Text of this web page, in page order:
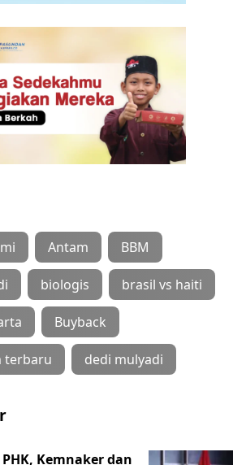
Antam BBM
biologis brasil vs haiti
Buyback
terbaru dedi mulyadi
Kemnaker dan